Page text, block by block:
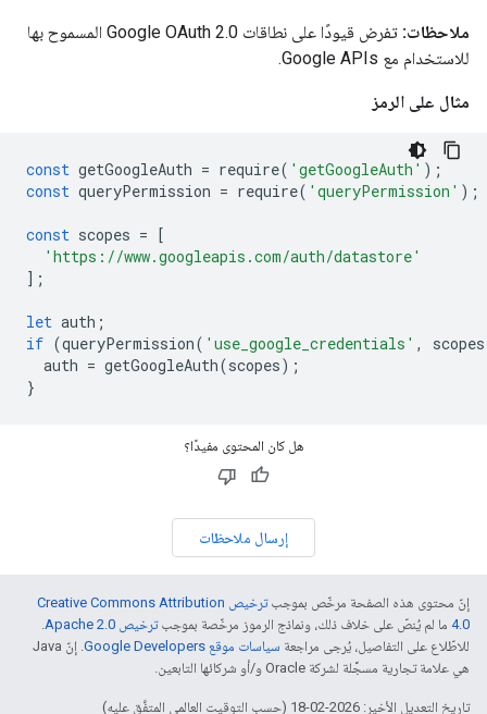
ملاحظات:
تفرض قيودًا على نطاقات Google OAuth 2.0 المسموح بها
للاستخدام مع Google APIs.
مثال على الرمز
const getGoogleAuth = require( 'getGoogleAuth' );
const queryPermission = require( 'queryPermission' );
const scopes = [
'https://www.googleapis.com/auth/datastore'
];
let auth ;
if (queryPermission( 'use_google_credentials' , scopes
auth = getGoogleAuth(scopes);
}
هل كان المحتوى مفيدًا؟
إرسال ملاحظات
إنّ محتوى هذه الصفحة مرخّص بموجب
ترخيص Creative Commons Attribution
4.0‏ ما لم يُنصّ على خلاف ذلك، ونماذج الرموز مرخّصة بموجبترخيص Apache 2.0‏
.
للاطّلاع على التفاصيل، يُرجى مراجعة سياسات موقع Google Developers‏
. إنّ Java
هي علامة تجارية مسجَّلة لشركة Oracle و/أو شركائها التابعين.
تاريخ التعديل الأخير: 2026-02-18 (حسب التوقيت العالمي المتفَّق عليه)